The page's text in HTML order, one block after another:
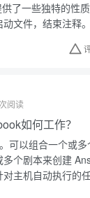
了一些独特的性
文件，结束注释。
阅读
如何工作？
可以组合一个或
个剧本来创建
主机自动执行的